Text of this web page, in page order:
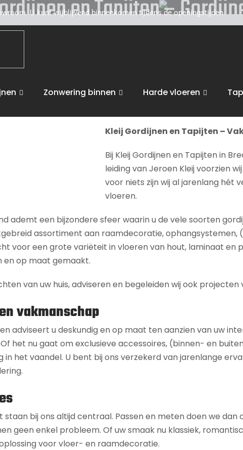
U kunt vrijblijvend binnenkomen tijdens de openingstijden.
Zonwering binnen Harde vloeren
en Tapijten –
op het gebied van uw interieur, van raamdecoratie
Kleij Gordijnen en Tapijten –
Bij Kleij Gordijnen en Tapijten in
leiding van Jeroen Kleij voorzien
voor niets zijn wij al jarenlang hét
vloeren.
ademt een bijzondere sfeer waarin u de vele soorten
assortiment aan raamdecoratie,
voor een grote variëteit in vloeren van hout, laminaat en
en op maat gemaakt.
van uw huis, adviseren en begeleiden wij ook
vakmanschap
adviseert u deskundig en op maat ten aanzien van uw
het nu gaat om exclusieve accessoires, (binnen- en
in het vaandel. U bent bij ons verzekerd van jarenlange
staan bij ons altijd centraal. Passen en meten doen we
geen enkel probleem. Of uw smaak nu klassiek,
voor vloer- en raamdecoratie.